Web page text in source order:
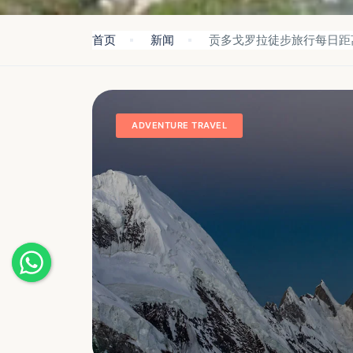
首页 新闻 贡多戈罗拉徒步旅行每日
ADVENTURE TRAVEL